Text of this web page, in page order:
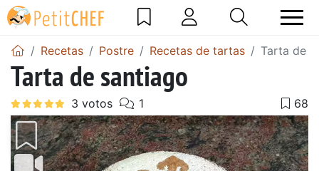
Recetas Postre Recetas de tartas Tarta de
Tarta de santiago